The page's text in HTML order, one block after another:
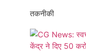
तकनीकी